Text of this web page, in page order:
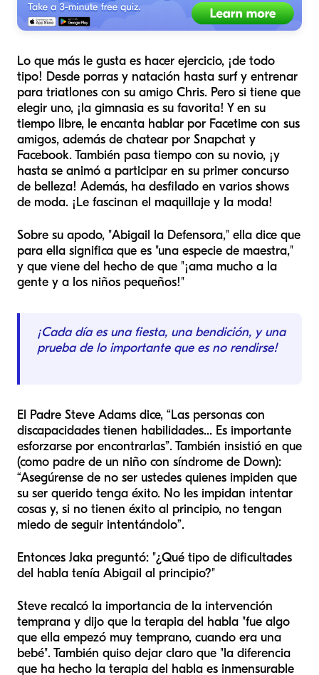
Lo que más le gusta es hacer ejercicio, ¡de todo
tipo! Desde porras y natación hasta surf y entrenar
para triatlones con su amigo Chris. Pero si tiene que
elegir uno, ¡la gimnasia es su favorita! Y en su
tiempo libre, le encanta hablar por Facetime con sus
amigos, además de chatear por Snapchat y
Facebook. También pasa tiempo con su novio, ¡y
hasta se animó a participar en su primer concurso
de belleza! Además, ha desfilado en varios shows
de moda. ¡Le fascinan el maquillaje y la moda!
Sobre su apodo, "Abigail la Defensora," ella dice que
para ella significa que es "una especie de maestra,"
y que viene del hecho de que "¡ama mucho a la
gente y a los niños pequeños!"
¡Cada día es una fiesta, una bendición, y una
prueba de lo importante que es no rendirse!
El Padre Steve Adams dice, “Las personas con
discapacidades tienen habilidades... Es importante
esforzarse por encontrarlas”. También insistió en que
(como padre de un niño con síndrome de Down):
“Asegúrense de no ser ustedes quienes impiden que
su ser querido tenga éxito. No les impidan intentar
cosas y, si no tienen éxito al principio, no tengan
miedo de seguir intentándolo”.
Entonces Jaka preguntó: "¿Qué tipo de dificultades
del habla tenía Abigail al principio?"
Steve recalcó la importancia de la intervención
temprana y dijo que la terapia del habla "fue algo
que ella empezó muy temprano, cuando era una
bebé". También quiso dejar claro que "la diferencia
que ha hecho la terapia del habla es inmensurable